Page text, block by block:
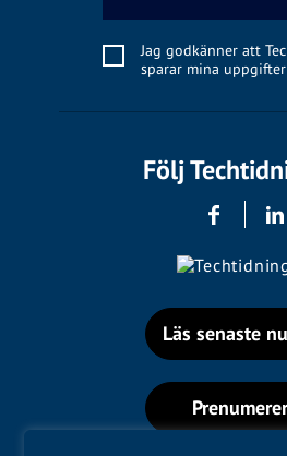
Jag godkänner att
sparar mina uppgifter
Följ
Läs senaste